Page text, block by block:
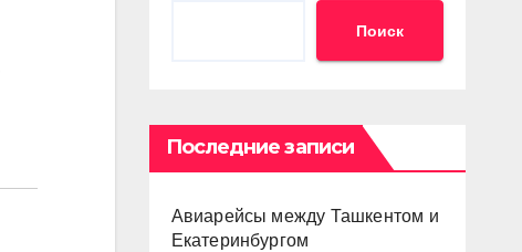
Поиск
Последние записи
Авиарейсы между Ташкентом и
Екатеринбургом